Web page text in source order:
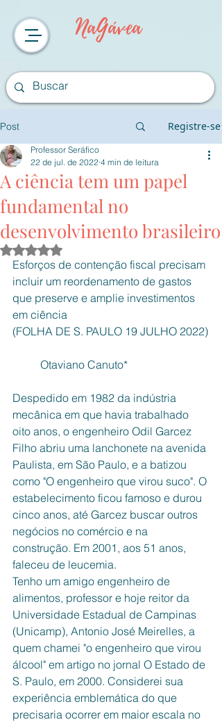
NaGávea
Post Registre-se
A ciência tem um papel
fundamental no
desenvolvimento brasileiro
Professor Seráfico
22 de jul. de 2022 4 min de leitura
Avaliado com NaN de 5 estrelas.
Esforços de contenção fiscal precisam
incluir um reordenamento de gastos
que preserve e amplie investimentos
em ciência
(FOLHA DE S. PAULO 19 JULHO 2022)
	Otaviano Canuto*
Despedido em 1982 da indústria
mecânica em que havia trabalhado
oito anos, o engenheiro Odil Garcez
Filho abriu uma lanchonete na avenida
Paulista, em São Paulo, e a batizou
como "O engenheiro que virou suco". O
estabelecimento ficou famoso e durou
cinco anos, até Garcez buscar outros
negócios no comércio e na
construção. Em 2001, aos 51 anos,
faleceu de leucemia.
Tenho um amigo engenheiro de
alimentos, professor e hoje reitor da
Universidade Estadual de Campinas
(Unicamp), Antonio José Meirelles, a
quem chamei "o engenheiro que virou
álcool" em artigo no jornal O Estado de
S. Paulo, em 2000. Considerei sua
experiência emblemática do que
precisaria ocorrer em maior escala no